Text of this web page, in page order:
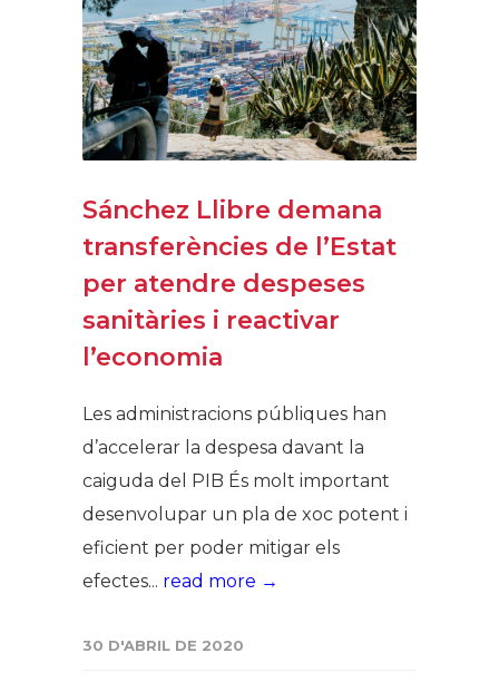
Sánchez Llibre demana
transferències de l’Estat
per atendre despeses
sanitàries i reactivar
l’economia
Les administracions públiques han
d’accelerar la despesa davant la
caiguda del PIB És molt important
desenvolupar un pla de xoc potent i
eficient per poder mitigar els
efectes... read more →
30 D'ABRIL DE 2020